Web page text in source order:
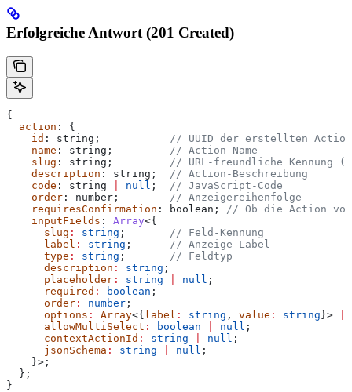
Erfolgreiche Antwort (201 Created)
{
  action
: {
    id
: string ;
// UUID der erstellten Action
    name
: string ;
// Action-Name
    slug
: string ;
// URL-freundliche Kennung
    description
: string ;
// Action-Beschreibung
    code
: string null ;
// JavaScript-Code
    order
: number ;
// Anzeigereihenfolge
    requiresConfirmation
: boolean ;
// Ob die Action vor
    inputFields
: Array<{
      slug
: string ;
// Feld-Kennung
      label
: string ;
// Anzeige-Label
      type
: string ;
// Feldtyp
      description
: string ;
      placeholder
: string null ;
      required
: boolean ;
      order
: number ;
      options
: Array<{label : string , value : string}>
      allowMultiSelect
: boolean null ;
      contextActionId
: string null ;
      jsonSchema
: string null ;
    }>;
  };
}